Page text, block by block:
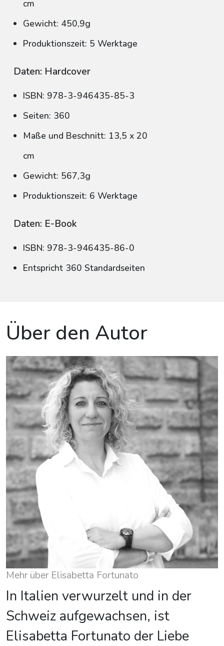
cm
Gewicht: 450,9g
Produktionszeit: 5 Werktage
Daten: Hardcover
ISBN: 978-3-946435-85-3
Seiten: 360
Maße und Beschnitt: 13,5 x 20
cm
Gewicht: 567,3g
Produktionszeit: 6 Werktage
Daten: E-Book
ISBN: 978-3-946435-86-0
Entspricht 360 Standardseiten
Über den Autor
Mehr über Elisabetta Fortunato
In Italien verwurzelt und in der
Schweiz aufgewachsen, ist
Elisabetta Fortunato der Liebe